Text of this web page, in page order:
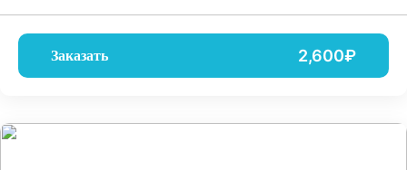
Заказать 2,600₽